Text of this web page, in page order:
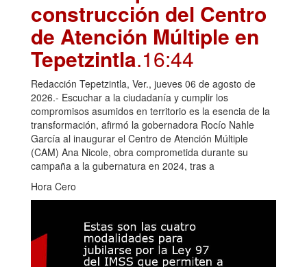
construcción del Centro
de Atención Múltiple en
Tepetzintla.16:44
Redacción Tepetzintla, Ver., jueves 06 de agosto de
2026.- Escuchar a la ciudadanía y cumplir los
compromisos asumidos en territorio es la esencia de la
transformación, afirmó la gobernadora Rocío Nahle
García al inaugurar el Centro de Atención Múltiple
(CAM) Ana Nicole, obra comprometida durante su
campaña a la gubernatura en 2024, tras a
Hora Cero